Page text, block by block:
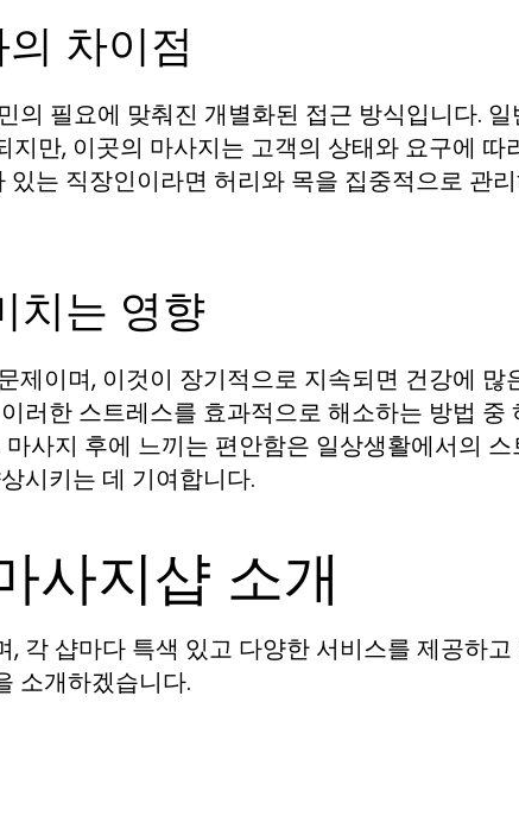
차이점
의 필요에 맞춰진 개별화된 접근 방식입니다.
만, 이곳의 마사지는 고객의 상태와 요구에 따
는 직장인이라면 허리와 목을 집중적으로 관
치는 영향
제이며, 이것이 장기적으로 지속되면 건강에 많
러한 스트레스를 효과적으로 해소하는 방법 중
사지 후에 느끼는 편안함은 일상생활에서의
시키는 데 기여합니다.
사지샵 소개
각 샵마다 특색 있고 다양한 서비스를 제공하고
소개하겠습니다.